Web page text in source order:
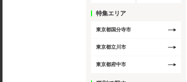
特集エリア
東京都国分寺市
東京都立川市
東京都府中市